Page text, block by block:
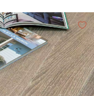
PARQUETS À MOTIFS
TRADITIONNELS
PARQUET VERNIS
PARQUET EN BOIS BRUT